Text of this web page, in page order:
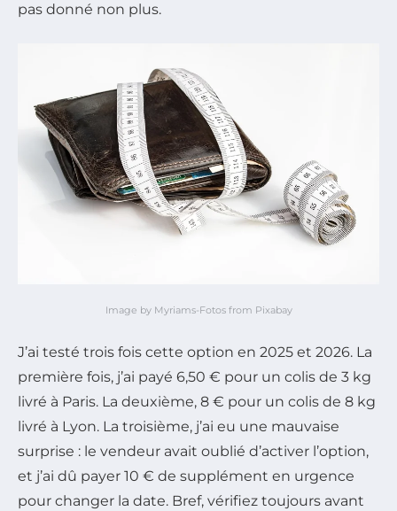
pas donné non plus.
Image by Myriams-Fotos from Pixabay
J’ai testé trois fois cette option en 2025 et 2026. La
première fois, j’ai payé 6,50 € pour un colis de 3 kg
livré à Paris. La deuxième, 8 € pour un colis de 8 kg
livré à Lyon. La troisième, j’ai eu une mauvaise
surprise : le vendeur avait oublié d’activer l’option,
et j’ai dû payer 10 € de supplément en urgence
pour changer la date. Bref, vérifiez toujours avant